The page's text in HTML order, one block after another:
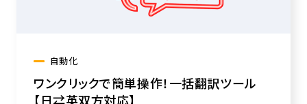
自動化
ワンクリックで簡単操作！一括翻訳ツール
【日⇄英双方対応】